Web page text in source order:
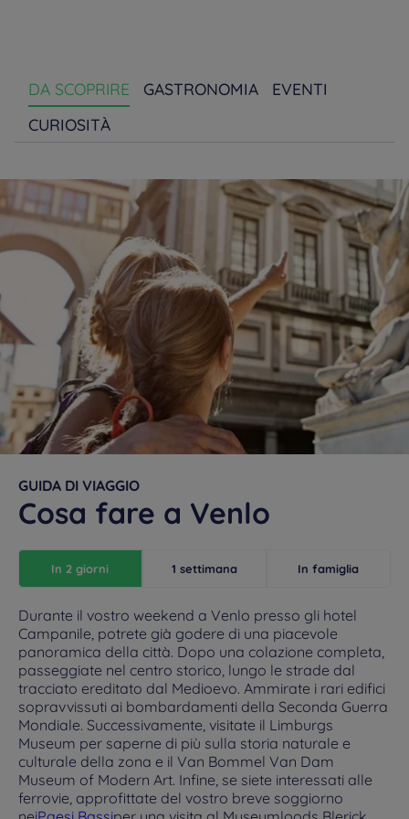
DA SCOPRIRE GASTRONOMIA
EVENTI
CURIOSITÀ
GUIDA DI VIAGGIO
Cosa fare a Venlo
In 2 giorni 1 settimana In famiglia
Durante il vostro weekend a Venlo presso gli hotel
Campanile, potrete già godere di una piacevole
panoramica della città. Dopo una colazione completa,
passeggiate nel centro storico, lungo le strade dal
tracciato ereditato dal Medioevo. Ammirate i rari edifici
sopravvissuti ai bombardamenti della Seconda Guerra
Mondiale. Successivamente, visitate il Limburgs
Museum per saperne di più sulla storia naturale e
culturale della zona e il Van Bommel Van Dam
Museum of Modern Art. Infine, se siete interessati alle
ferrovie, approfittate del vostro breve soggiorno